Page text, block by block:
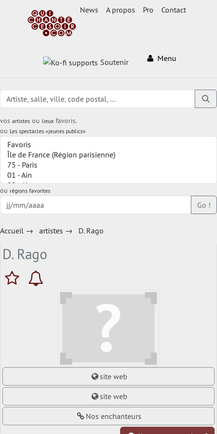
News A propos Pro Contact
Soutenir Menu
vos artistes ou lieux favoris.
ou Les spectacles «jeunes publics»
ou régions favorites
Go !
Accueil → artistes → D. Rago
D. Rago
site web
site web
Nos enchanteurs